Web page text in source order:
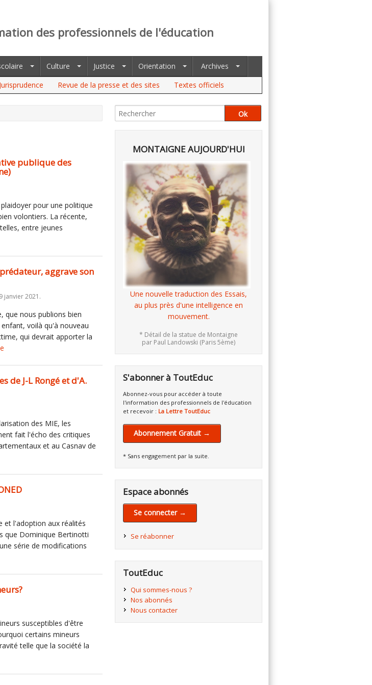
des professionnels de l'éducation
Culture Justice Orientation
Archives
Jurisprudence Revue de la presse et des sites Textes officiels
publique des
pour une politique
volontiers. La récente,
entre jeunes
aggrave son
janvier 2021.
que nous publions bien
voilà qu'à nouveau
qui devrait apporter la
de J-L Rongé et d'A.
des MIE, les
fait l'écho des critiques
et au Casnav de
et l'adoption aux réalités
que Dominique Bertinotti
série de modifications
susceptibles d'être
certains mineurs
telle que la société la
MONTAIGNE AUJOURD'HUI
Une nouvelle traduction des Essais,
au plus près d'une intelligence en
mouvement.
* Détail de la statue de Montaigne
par Paul Landowski (Paris 5ème)
S'abonner à ToutEduc
Abonnez-vous pour accéder à toute
l'information des professionnels de l'éducation
et recevoir : La Lettre ToutEduc
Abonnement Gratuit →
* Sans engagement par la suite.
Espace abonnés
Se connecter →
Se réabonner
ToutEduc
Qui sommes-nous ?
Nos abonnés
Nous contacter